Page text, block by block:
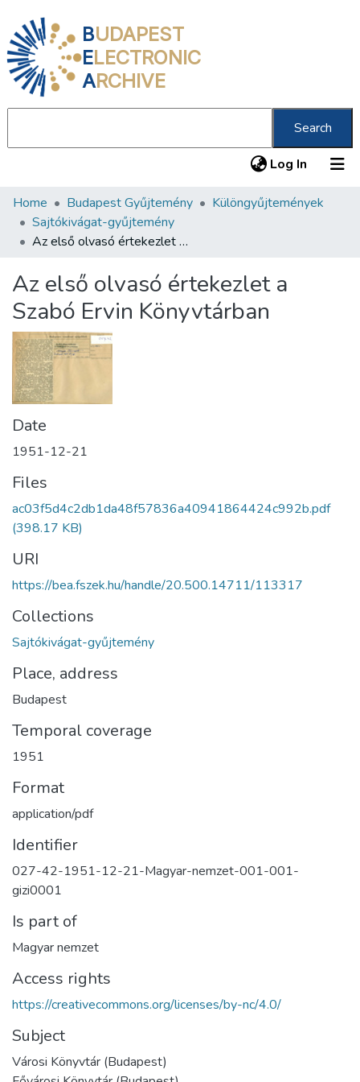
BUDAPEST
ELECTRONIC
ARCHIVE
Search
Log In (current)
Communities & Collections
All of DSpace
About us
Home Budapest Gyűjtemény
Különgyűjtemények
Sajtókivágat-gyűjtemény
Az első olvasó értekezlet a Szabó Ervin Könyvtárban
Az első olvasó értekezlet a
Szabó Ervin Könyvtárban
Date
1951-12-21
Files
ac03f5d4c2db1da48f57836a40941864424c992b.pdf
(398.17 KB)
URI
https://bea.fszek.hu/handle/20.500.14711/113317
Collections
Sajtókivágat-gyűjtemény
Place, address
Budapest
Temporal coverage
1951
Format
application/pdf
Identifier
027-42-1951-12-21-Magyar-nemzet-001-001-
gizi0001
Is part of
Magyar nemzet
Access rights
https://creativecommons.org/licenses/by-nc/4.0/
Subject
Városi Könyvtár (Budapest)